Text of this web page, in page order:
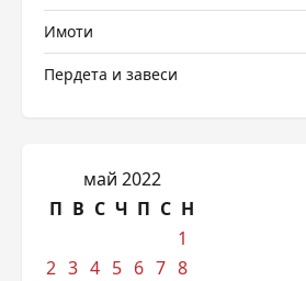
Имоти
Пердета и завеси
май 2022
П В С Ч П С Н
1
2 3 4 5 6 7 8